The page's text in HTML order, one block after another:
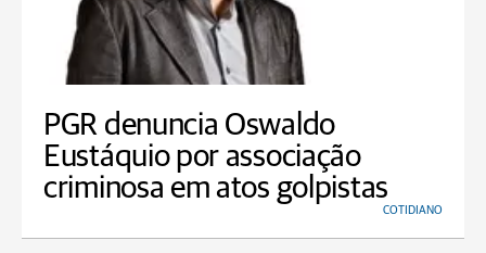
PGR denuncia Oswaldo
Eustáquio por associação
criminosa em atos golpistas
COTIDIANO